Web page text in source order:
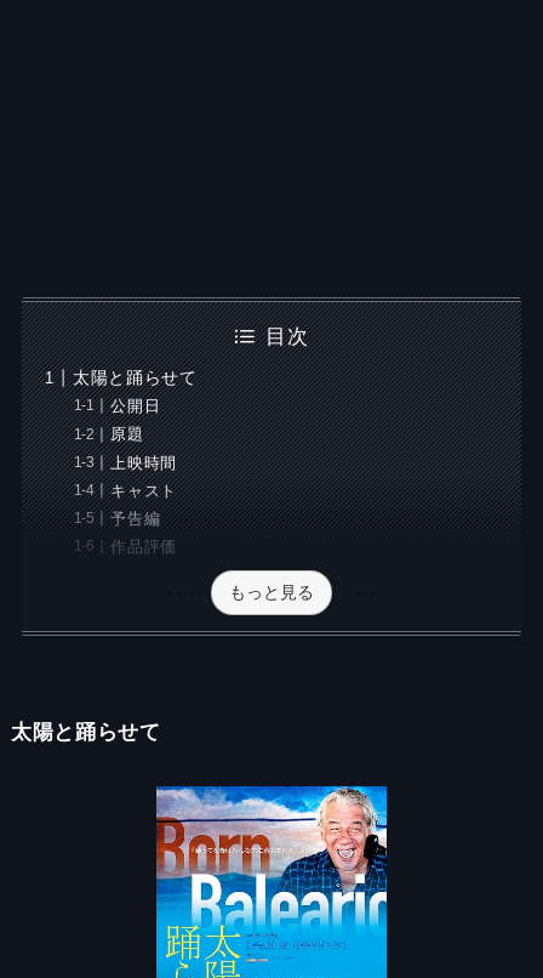
目次
太陽と踊らせて
公開日
原題
上映時間
キャスト
予告編
作品評価
もっと見る
太陽と踊らせて